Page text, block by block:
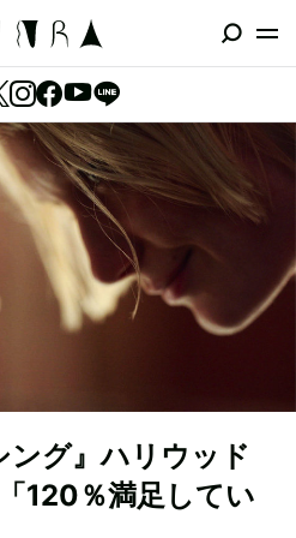
ング』ハリウッド
120％満足してい